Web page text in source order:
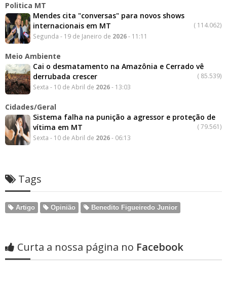
Politica MT
Mendes cita "conversas" para novos shows
internacionais em MT
( 114.062)
Segunda - 19 de Janeiro de 2026- 11:11
Meio Ambiente
Cai o desmatamento na Amazônia e Cerrado vê
derrubada crescer
( 85.539)
Sexta - 10 de Abril de 2026- 13:03
Cidades/Geral
Sistema falha na punição a agressor e proteção de
vítima em MT
(79.561)
Sexta - 10 de Abril de 2026- 06:13
Tags
Artigo Opinião Benedito Figueiredo Junior
Curta a nossa página no Facebook